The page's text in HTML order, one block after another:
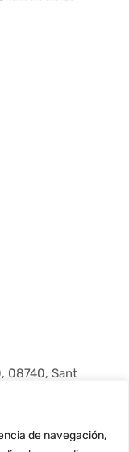
de navegación,
08740, Sant